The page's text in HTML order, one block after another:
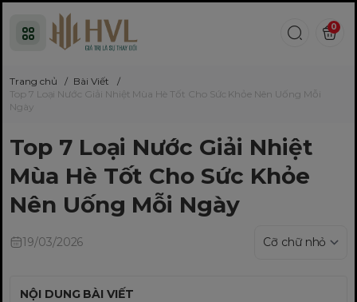
0
Trang chủ / Bài Viết
/
Top 7 Loại Nước Giải Nhiệt Mùa Hè Tốt Cho Sức Khỏe Nên Uống Mỗi
Ngày
Top 7 Loại Nước Giải Nhiệt
Mùa Hè Tốt Cho Sức Khỏe
Nên Uống Mỗi Ngày
19/03/2026
NỘI DUNG BÀI VIẾT